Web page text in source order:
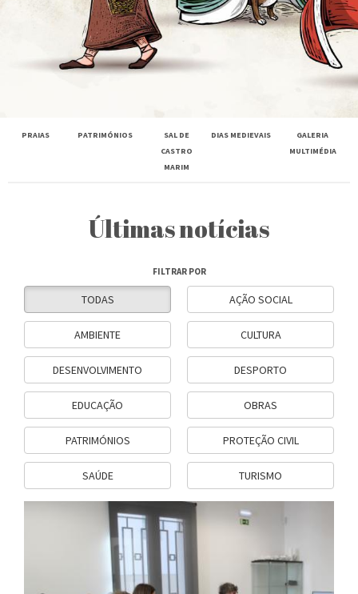
PRAIAS PATRIMÓNIOS
SAL DE
CASTRO
MARIM
DIAS MEDIEVAIS
GALERIA
MULTIMÉDIA
Últimas notícias
FILTRAR POR
TODAS AÇÃO SOCIAL
AMBIENTE CULTURA
DESENVOLVIMENTO DESPORTO
EDUCAÇÃO OBRAS
PATRIMÓNIOS PROTEÇÃO CIVIL
SAÚDE TURISMO